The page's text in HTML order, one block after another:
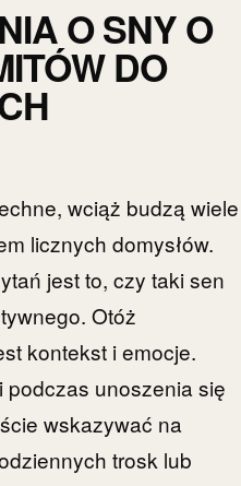
O SNY O
DO
wciąż budzą wiele
licznych domysłów.
jest to, czy taki sen
Otóż
kontekst i emocje.
unoszenia się
wskazywać na
trosk lub